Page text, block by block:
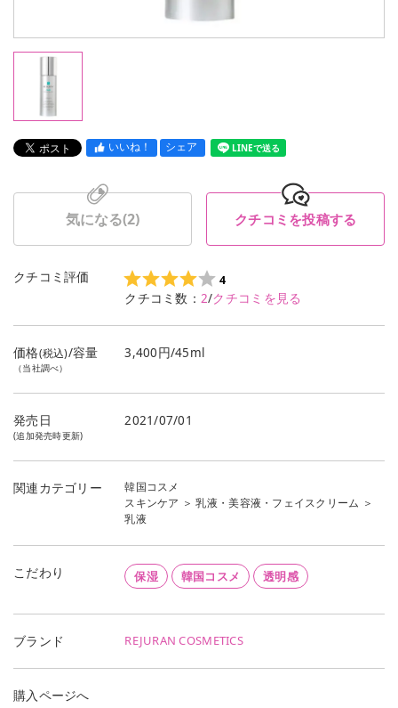
いいね！ シェア LINEで送る
気になる(2) クチコミを投稿する
クチコミ評価 4
クチコミ数： 2/クチコミを見る
価格(税込)/容量
（当社調べ）
3,400円/45ml
発売日
(追加発売時更新)
2021/07/01
関連カテゴリー
韓国コスメ
スキンケア ＞乳液・美容液・フェイスクリーム ＞
乳液
こだわり 保湿 韓国コスメ 透明感
ブランド REJURAN COSMETICS
購入ページへ